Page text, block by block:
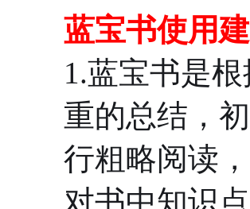
蓝宝书使用
1.蓝宝书是
重的总结，
行粗略阅读
对书中知识